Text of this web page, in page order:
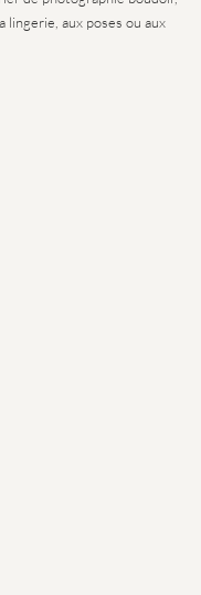
lingerie, aux poses ou aux